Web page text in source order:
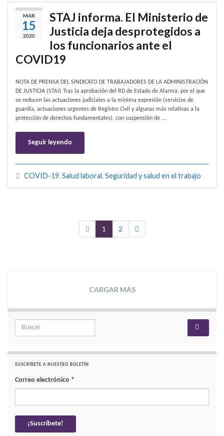
MAR
15
2020
STAJ informa. El Ministerio de
Justicia deja desprotegidos a
los funcionarios ante el
COVID19
NOTA DE PRENSA DEL SINDICATO DE TRABAJADORES DE LA ADMINISTRACIÓN
DE JUSTICIA (STAJ) Tras la aprobación del RD de Estado de Alarma, por el que
se reducen las actuaciones judiciales a la mínima expresión (servicios de
guardia, actuaciones urgentes de Registro Civil y algunas más relativas a la
protección de derechos fundamentales), con suspensión de …
Seguir leyendo
COVID-19, Salud laboral, Seguridad y salud en el trabajo
1 2
CARGAR MÁS
Search for:
SUSCRÍBETE A NUESTRO BOLETÍN
Correo electrónico *